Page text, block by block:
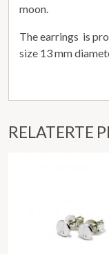
moon.
The earrings is
size 13 mm
RELATERTE